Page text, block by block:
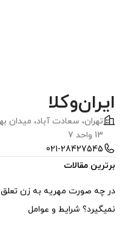
ایران‌وکلا
13 واحد 7
021-28427545
برترین مقالات
در چه صورت مهریه به زن تعلق
نمیگیرد؟ شرایط و عوامل